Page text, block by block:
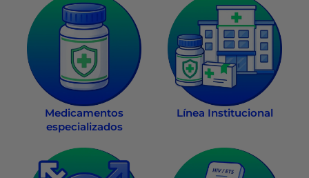
Medicamentos
especializados
Línea Institucional